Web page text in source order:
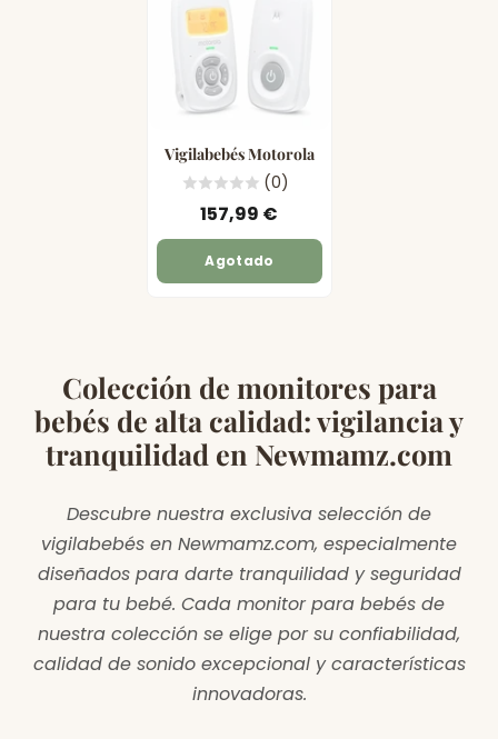
Vigilabebés Motorola
(0)
157,99 €
Agotado
Colección de monitores para
bebés de alta calidad: vigilancia y
tranquilidad en Newmamz.com
Descubre nuestra exclusiva selección de
vigilabebés en Newmamz.com, especialmente
diseñados para darte tranquilidad y seguridad
para tu bebé. Cada monitor para bebés de
nuestra colección se elige por su confiabilidad,
calidad de sonido excepcional y características
innovadoras.